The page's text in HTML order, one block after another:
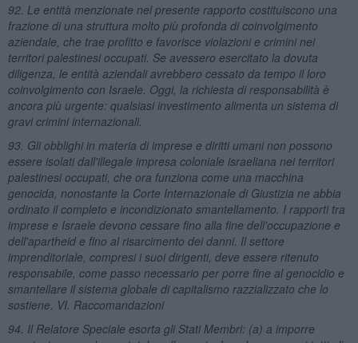
92. Le entità menzionate nel presente rapporto costituiscono una
frazione di una struttura molto più profonda di coinvolgimento
aziendale, che trae profitto e favorisce violazioni e crimini nei
territori palestinesi occupati. Se avessero esercitato la dovuta
diligenza, le entità aziendali avrebbero cessato da tempo il loro
coinvolgimento con Israele. Oggi, la richiesta di responsabilità è
ancora più urgente: qualsiasi investimento alimenta un sistema di
gravi crimini internazionali.
93. Gli obblighi in materia di imprese e diritti umani non possono
essere isolati dall'illegale impresa coloniale israeliana nei territori
palestinesi occupati, che ora funziona come una macchina
genocida, nonostante la Corte Internazionale di Giustizia ne abbia
ordinato il completo e incondizionato smantellamento. I rapporti tra
imprese e Israele devono cessare fino alla fine dell'occupazione e
dell'apartheid e fino al risarcimento dei danni. Il settore
imprenditoriale, compresi i suoi dirigenti, deve essere ritenuto
responsabile, come passo necessario per porre fine al genocidio e
smantellare il sistema globale di capitalismo razzializzato che lo
sostiene. VI. Raccomandazioni
94. Il Relatore Speciale esorta gli Stati Membri: (a) a imporre